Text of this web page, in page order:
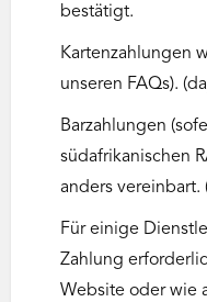
bestätigt.
Kartenzahlungen
unseren FAQs).
Barzahlungen
südafrikanischen
anders vereinbart.
Für einige
Zahlung
Website oder wie